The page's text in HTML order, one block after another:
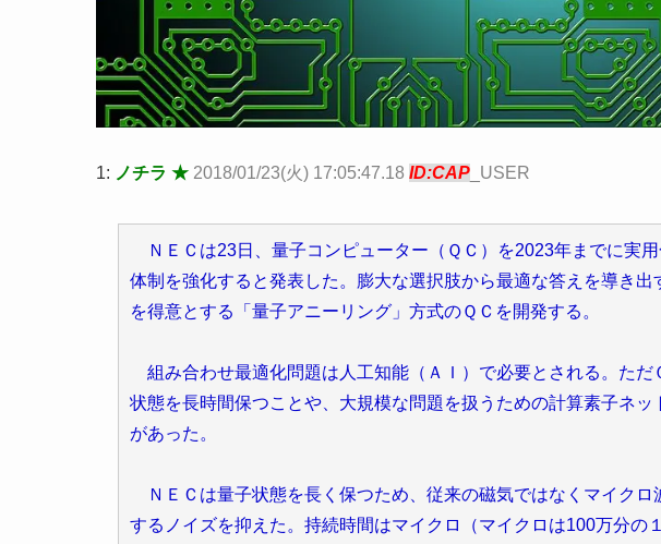
1: ノチラ ★ 2018/01/23(火) 17:05:47.18 ID:CAP _USER
ＮＥＣは23日、量子コンピューター（ＱＣ）を2023年までに実
体制を強化すると発表した。膨大な選択肢から最適な答えを導き
を得意とする「量子アニーリング」方式のＱＣを開発する。
組み合わせ最適化問題は人工知能（ＡＩ）で必要とされる。ただ
状態を長時間保つことや、大規模な問題を扱うための計算素子ネ
があった。
ＮＥＣは量子状態を長く保つため、従来の磁気ではなくマイクロ
するノイズを抑えた。持続時間はマイクロ（マイクロは100万分の